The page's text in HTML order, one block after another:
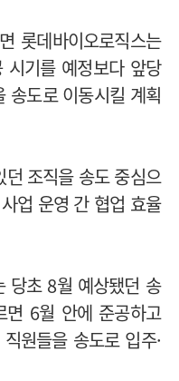
롯데바이오로직스는
기를 예정보다 앞당
송도로 이동시킬 계획
조직을 송도 중심으
업 운영 간 협업 효율
당초 8월 예상됐던 송
면 6월 안에 준공하고
원들을 송도로 입주·